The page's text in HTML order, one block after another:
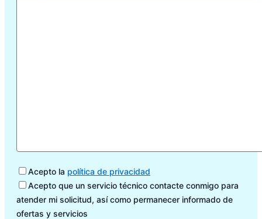
Acepto la política de privacidad
Acepto que un servicio técnico contacte conmigo para
atender mi solicitud, así como permanecer informado de
ofertas y servicios